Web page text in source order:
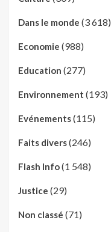
Dans le monde (3 618)
Economie (988)
Education (277)
Environnement (193)
Evénements(115)
Faits divers(246)
Flash Info(1 548)
Justice (29)
Non classé (71)